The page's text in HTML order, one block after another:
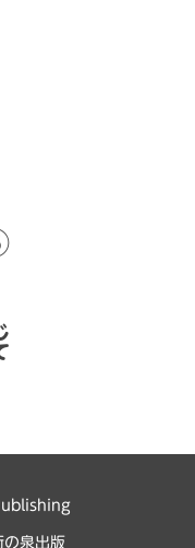
の泉出版